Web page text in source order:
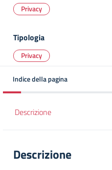
Privacy
Tipologia
Privacy
Indice della pagina
Descrizione
Descrizione